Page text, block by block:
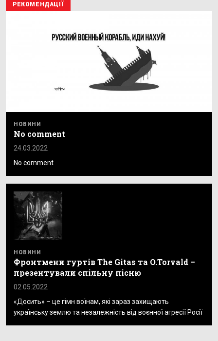
РЕКОМЕНДАЦІЇ
НОВИНИ
No comment
24.03.2022
No comment
НОВИНИ
Фронтмени гуртів The Gitas та O.Torvald –
презентували спільну пісню
02.05.2022
«Досить» – це гімн воїнам, які зараз захищають
українську землю та незалежність від воєнної агресії Росії